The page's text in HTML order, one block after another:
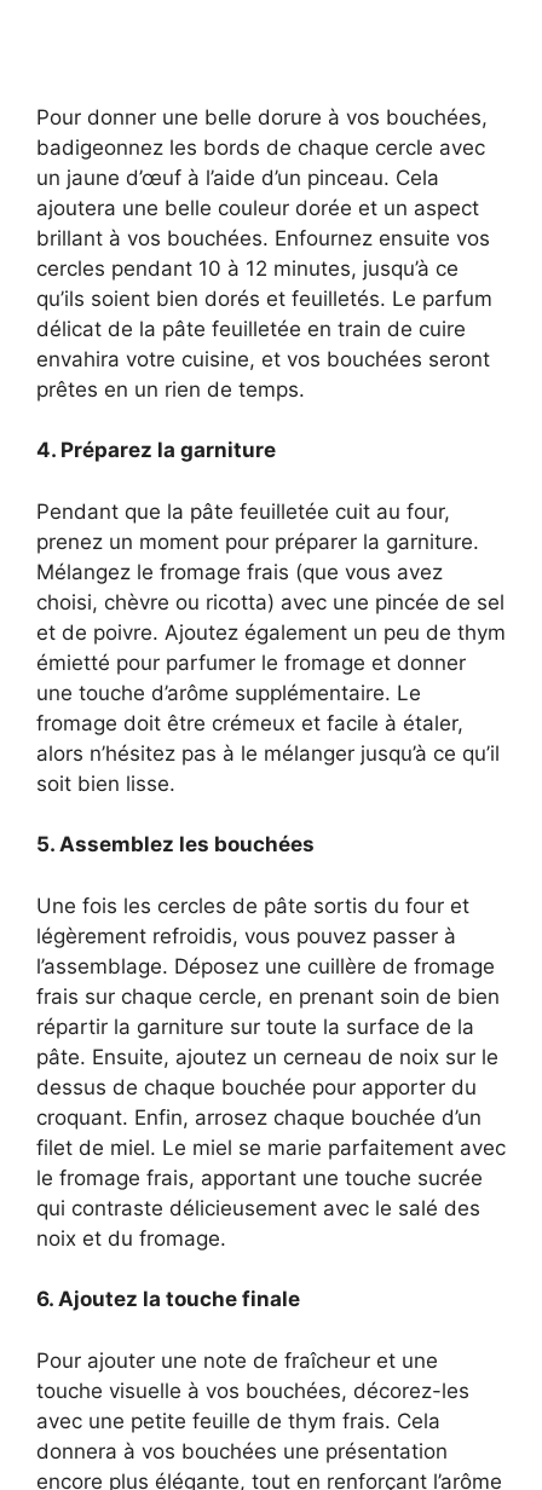
Pour donner une belle dorure à vos bouchées,
badigeonnez les bords de chaque cercle avec
un jaune d’œuf à l’aide d’un pinceau. Cela
ajoutera une belle couleur dorée et un aspect
brillant à vos bouchées. Enfournez ensuite vos
cercles pendant 10 à 12 minutes, jusqu’à ce
qu’ils soient bien dorés et feuilletés. Le parfum
délicat de la pâte feuilletée en train de cuire
envahira votre cuisine, et vos bouchées seront
prêtes en un rien de temps.
4. Préparez la garniture
Pendant que la pâte feuilletée cuit au four,
prenez un moment pour préparer la garniture.
Mélangez le fromage frais (que vous avez
choisi, chèvre ou ricotta) avec une pincée de sel
et de poivre. Ajoutez également un peu de thym
émietté pour parfumer le fromage et donner
une touche d’arôme supplémentaire. Le
fromage doit être crémeux et facile à étaler,
alors n’hésitez pas à le mélanger jusqu’à ce qu’il
soit bien lisse.
5. Assemblez les bouchées
Une fois les cercles de pâte sortis du four et
légèrement refroidis, vous pouvez passer à
l’assemblage. Déposez une cuillère de fromage
frais sur chaque cercle, en prenant soin de bien
répartir la garniture sur toute la surface de la
pâte. Ensuite, ajoutez un cerneau de noix sur le
dessus de chaque bouchée pour apporter du
croquant. Enfin, arrosez chaque bouchée d’un
filet de miel. Le miel se marie parfaitement avec
le fromage frais, apportant une touche sucrée
qui contraste délicieusement avec le salé des
noix et du fromage.
6. Ajoutez la touche finale
Pour ajouter une note de fraîcheur et une
touche visuelle à vos bouchées, décorez-les
avec une petite feuille de thym frais. Cela
donnera à vos bouchées une présentation
encore plus élégante, tout en renforçant l’arôme